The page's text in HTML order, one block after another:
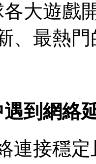
大遊戲
、最熱
到網絡
連接穩